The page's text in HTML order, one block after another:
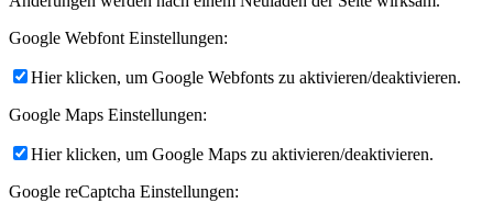
Google Webfont Einstellungen:
Hier klicken, um Google Webfonts zu aktivieren/deaktivieren.
Google Maps Einstellungen:
Hier klicken, um Google Maps zu aktivieren/deaktivieren.
Google reCaptcha Einstellungen: